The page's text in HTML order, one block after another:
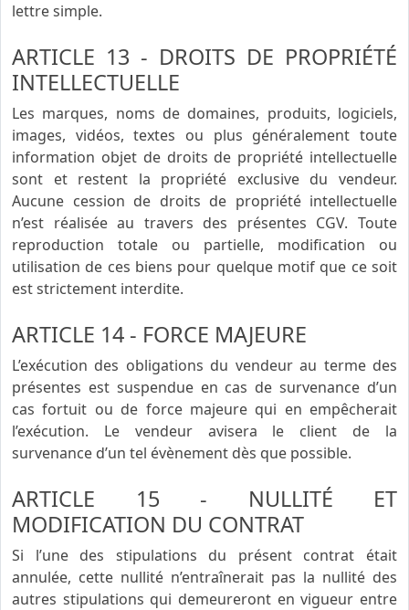
lettre simple.
ARTICLE 13 - DROITS DE PROPRIÉTÉ
INTELLECTUELLE
Les marques, noms de domaines, produits, logiciels,
images, vidéos, textes ou plus généralement toute
information objet de droits de propriété intellectuelle
sont et restent la propriété exclusive du vendeur.
Aucune cession de droits de propriété intellectuelle
n’est réalisée au travers des présentes CGV. Toute
reproduction totale ou partielle, modification ou
utilisation de ces biens pour quelque motif que ce soit
est strictement interdite.
ARTICLE 14 - FORCE MAJEURE
L’exécution des obligations du vendeur au terme des
présentes est suspendue en cas de survenance d’un
cas fortuit ou de force majeure qui en empêcherait
l’exécution. Le vendeur avisera le client de la
survenance d’un tel évènement dès que possible.
ARTICLE 15 - NULLITÉ ET
MODIFICATION DU CONTRAT
Si l’une des stipulations du présent contrat était
annulée, cette nullité n’entraînerait pas la nullité des
autres stipulations qui demeureront en vigueur entre